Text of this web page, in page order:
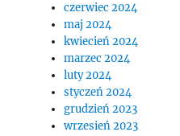
czerwiec 2024
maj 2024
kwiecień 2024
marzec 2024
luty 2024
styczeń 2024
grudzień 2023
wrzesień 2023